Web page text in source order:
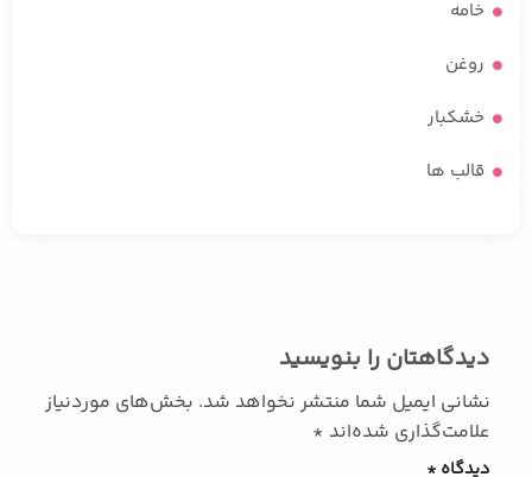
خامه
روغن
خشکبار
قالب ها
دیدگاهتان را بنویسید
نشانی ایمیل شما منتشر نخواهد شد. بخش‌های موردنیاز
علامت‌گذاری شده‌اند *
دیدگاه *